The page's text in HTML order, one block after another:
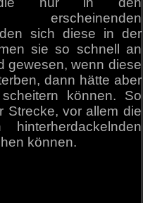
erscheinenden
sich diese in der
sie so schnell an
gewesen, wenn diese
dann hätte aber
können. So
Strecke, vor allem die
können.